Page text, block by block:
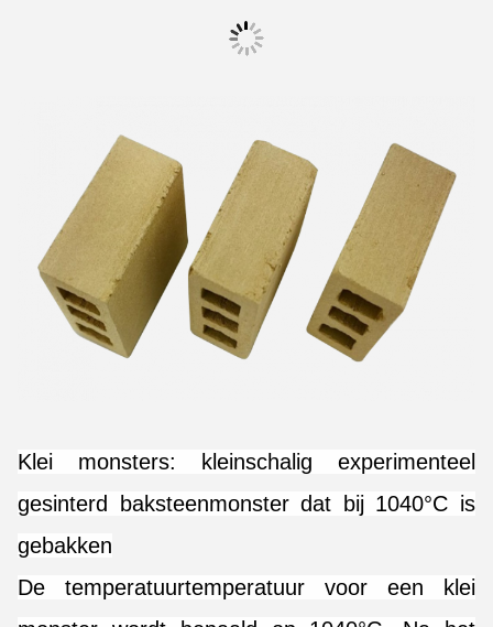
Klei monsters: kleinschalig experimenteel
gesinterd baksteenmonster dat bij 1040°C is
gebakken
De temperatuurtemperatuur voor een klei